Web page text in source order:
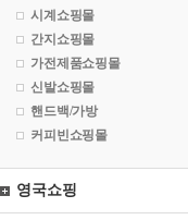
시계쇼핑몰
간지쇼핑몰
가전제품쇼핑몰
신발쇼핑몰
핸드백/가방
커피빈쇼핑몰
영국쇼핑